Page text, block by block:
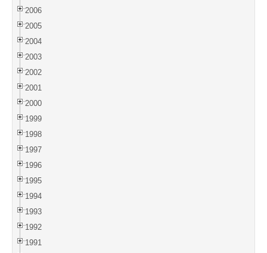
2006
2005
2004
2003
2002
2001
2000
1999
1998
1997
1996
1995
1994
1993
1992
1991